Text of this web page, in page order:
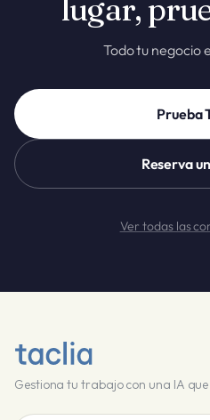
lugar,
Todo tu negocio
Prueba
Reserva
Ver todas las
Gestiona tu trabajo con una IA